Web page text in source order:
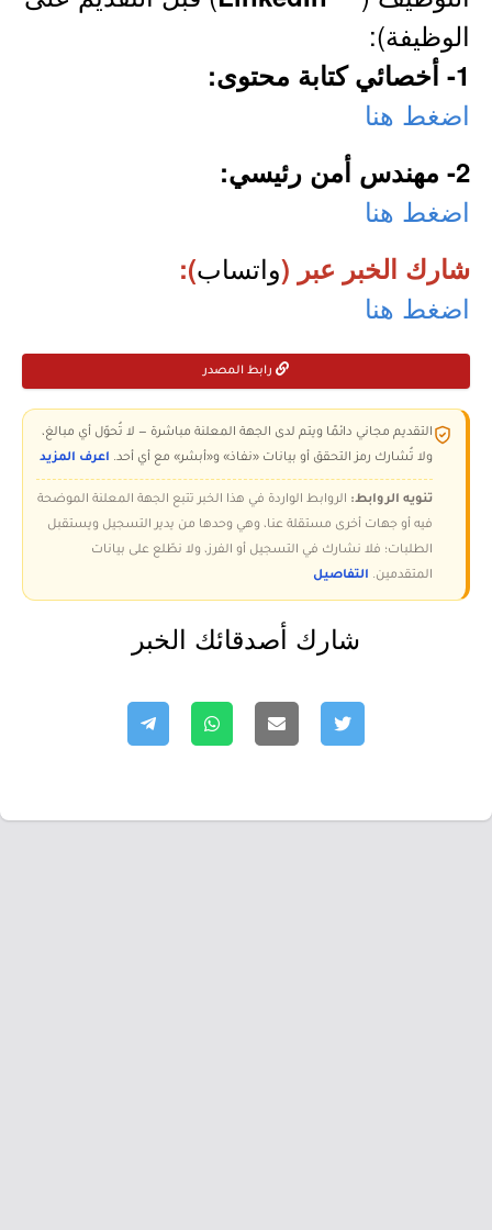
الوظيفة):
1- أخصائي كتابة محتوى:
اضغط هنا
2- مهندس أمن رئيسي:
اضغط هنا
شارك الخبر عبر (واتساب):
اضغط هنا
رابط المصدر
التقديم مجاني دائمًا ويتم لدى الجهة المعلنة مباشرة — لا تُحوّل أي مبالغ،
ولا تُشارك رمز التحقق أو بيانات «نفاذ» و«أبشر» مع أي أحد. اعرف المزيد
تنويه الروابط: الروابط الواردة في هذا الخبر تتبع الجهة المعلنة الموضحة
فيه أو جهات أخرى مستقلة عنا، وهي وحدها من يدير التسجيل ويستقبل
الطلبات؛ فلا نشارك في التسجيل أو الفرز، ولا نطّلع على بيانات
المتقدمين. التفاصيل
شارك أصدقائك الخبر